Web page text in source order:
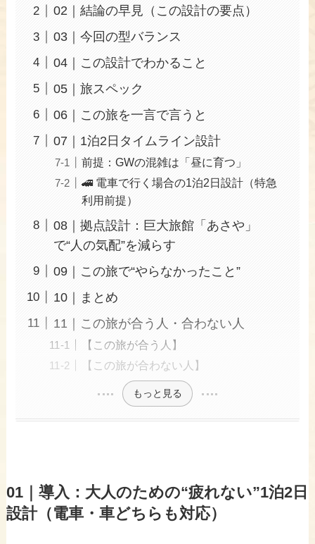
02｜結論の早見（この設計の要点）
03｜今回の型バランス
04｜この設計でわかること
05｜旅スペック
06｜この旅を一言で言うと
07｜1泊2日タイムライン設計
前提：GWの混雑は「昼に育つ」
🚄 電車で行く場合の1泊2日設計（特急
利用前提）
08｜拠点設計：巨大旅館「あさや」
で“人の気配”を減らす
09｜この旅で“やらなかったこと”
10｜まとめ
11｜この旅が合う人・合わない人
【この旅が合う人】
【この旅が合わない人】
もっと見る
01｜導入：大人のための“疲れない”1泊2日
設計（電車・車どちらも対応）